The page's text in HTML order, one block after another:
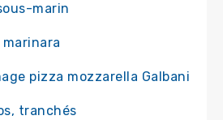
marin
pizza mozzarella Galbani
tranchés